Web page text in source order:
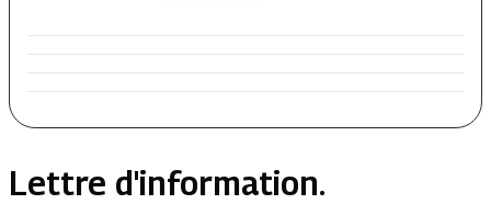
Lettre d'information.